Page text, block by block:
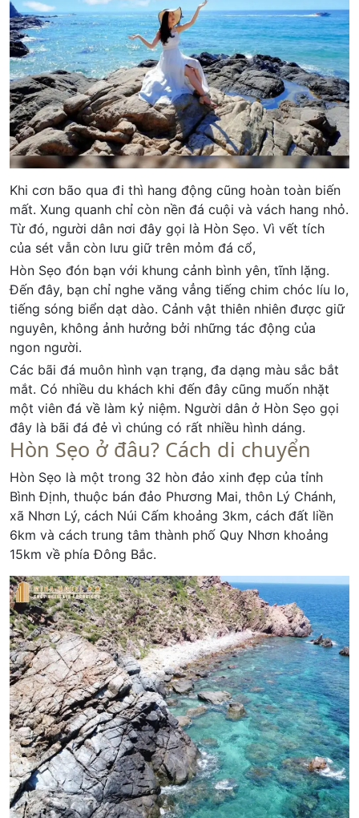
Khi cơn bão qua đi thì hang động cũng hoàn toàn biến
mất. Xung quanh chỉ còn nền đá cuội và vách hang nhỏ.
Từ đó, người dân nơi đây gọi là Hòn Sẹo. Vì vết tích
của sét vẫn còn lưu giữ trên mỏm đá cổ,
Hòn Sẹo đón bạn với khung cảnh bình yên, tĩnh lặng.
Đến đây, bạn chỉ nghe văng vẳng tiếng chim chóc líu lo,
tiếng sóng biển dạt dào. Cảnh vật thiên nhiên được giữ
nguyên, không ảnh hưởng bởi những tác động của
ngon người.
Các bãi đá muôn hình vạn trạng, đa dạng màu sắc bắt
mắt. Có nhiều du khách khi đến đây cũng muốn nhặt
một viên đá về làm kỷ niệm. Người dân ở Hòn Sẹo gọi
đây là bãi đá đẻ vì chúng có rất nhiều hình dáng.
Hòn Sẹo ở đâu? Cách di chuyển
Hòn Sẹo là một trong 32 hòn đảo xinh đẹp của tỉnh
Bình Định, thuộc bán đảo Phương Mai, thôn Lý Chánh,
xã Nhơn Lý, cách Núi Cấm khoảng 3km, cách đất liền
6km và cách trung tâm thành phố Quy Nhơn khoảng
15km về phía Đông Bắc.